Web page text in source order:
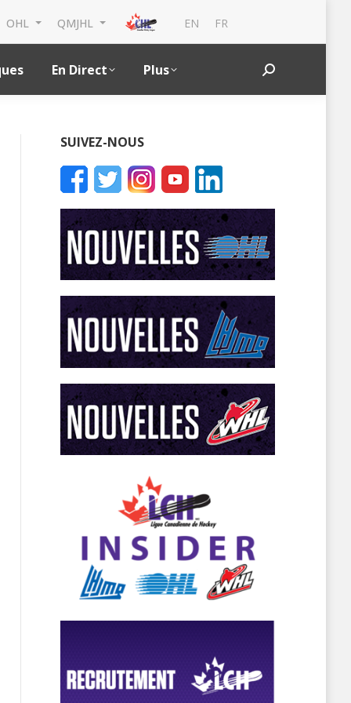
OHL QMJHL EN FR
En Direct Plus Search:
SUIVEZ-NOUS